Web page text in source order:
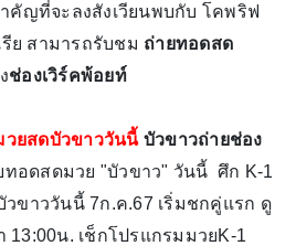
คัญที่จะลงสังเวียนพบกับ โคพริฟ
ย สามารถรับชม ถ่ายทอดสด
ช่องเวิร์คพ้อยท์
วยสดบัวขาววันนี้ บัวขาวถ่ายช่อง
อดสดมวย "บัวขาว" วันนี้ ศึก K-1
วขาววันนี้ 7ก.ค.67 เริ่มชกคู่แรก ดู
13:00น. เช็กโปรแกรมมวยK-1